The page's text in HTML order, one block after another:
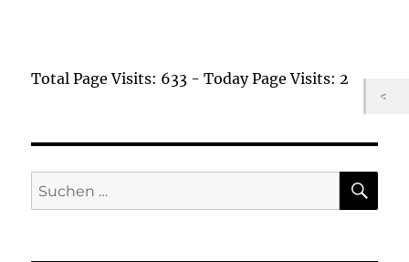
Total Page Visits: 633 - Today Page Visits: 2
Suchen
nach: